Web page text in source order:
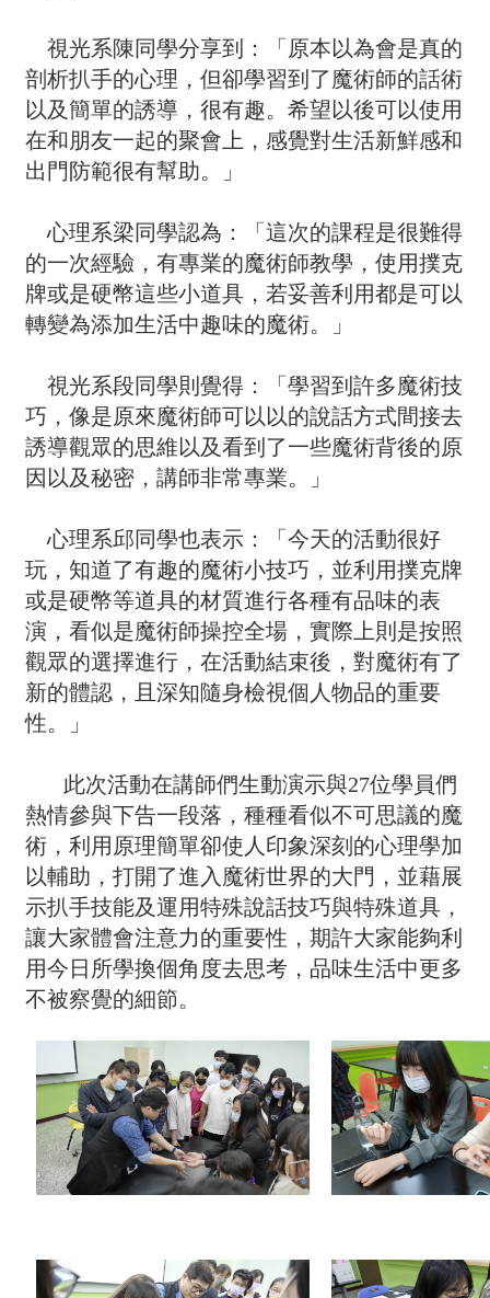
視光系陳同學分享到：「原本以為會是真的
剖析扒手的心理，但卻學習到了魔術師的話術
以及簡單的誘導，很有趣。希望以後可以使用
在和朋友一起的聚會上，感覺對生活新鮮感和
出門防範很有幫助。」
心理系梁同學認為：「這次的課程是很難得
的一次經驗，有專業的魔術師教學，使用撲克
牌或是硬幣這些小道具，若妥善利用都是可以
轉變為添加生活中趣味的魔術。」
視光系段同學則覺得：「學習到許多魔術技
巧，像是原來魔術師可以以的說話方式間接去
誘導觀眾的思維以及看到了一些魔術背後的原
因以及秘密，講師非常專業。」
心理系邱同學也表示：「今天的活動很好
玩，知道了有趣的魔術小技巧，並利用撲克牌
或是硬幣等道具的材質進行各種有品味的表
演，看似是魔術師操控全場，實際上則是按照
觀眾的選擇進行，在活動結束後，對魔術有了
新的體認，且深知隨身檢視個人物品的重要
性。」
此次活動在講師們生動演示與27位學員們
熱情參與下告一段落，種種看似不可思議的魔
術，利用原理簡單卻使人印象深刻的心理學加
以輔助，打開了進入魔術世界的大門，並藉展
示扒手技能及運用特殊說話技巧與特殊道具，
讓大家體會注意力的重要性，期許大家能夠利
用今日所學換個角度去思考，品味生活中更多
不被察覺的細節。